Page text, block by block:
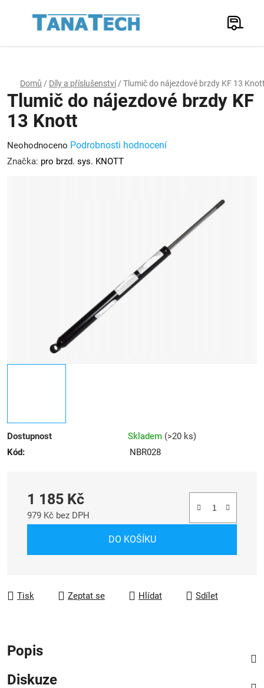
Hledat
Domů / Díly a příslušenství / Tlumič do nájezdové brzdy KF 13
Dostupnost Skladem (>20 ks)
Kód:
NBR028
1 185 Kč
979 Kč bez DPH
DO KOŠÍKU
Tisk Zeptat se Hlídat Sdílet
Tlumič do nájezdové brzdy KF
13 Knott
Průměrné
hodnocení
Neohodnoceno Podrobnosti hodnocení
Značka: pro brzd. sys. KNOTT
Popis
Diskuze